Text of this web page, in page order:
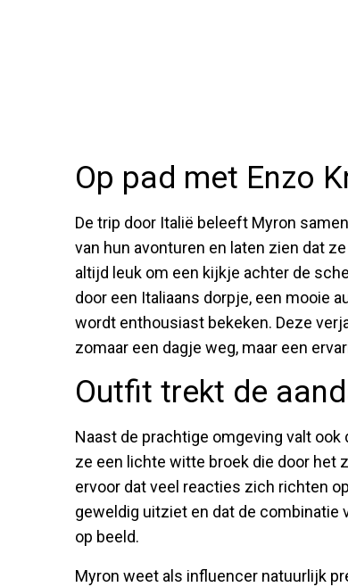
Op pad met Enzo
De trip door Italië beleeft Myron
van hun avonturen en laten zien dat
altijd leuk om een kijkje achter de
door een Italiaans dorpje, een mooie
wordt enthousiast bekeken. Deze
zomaar een dagje weg, maar een
Outfit trekt de
Naast de prachtige omgeving valt
ze een lichte witte broek die door
ervoor dat veel reacties zich richten
geweldig uitziet en dat de
op beeld.
Myron weet als influencer natuurlijk